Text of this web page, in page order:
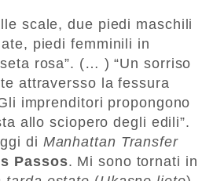
scale, due piedi maschili
piedi femminili in
rosa”. (… ) “Un sorriso
attraversso la fessura
imprenditori propongono
allo sciopero degli edili”.
di Manhattan Transfer
Passos. Mi sono tornati in